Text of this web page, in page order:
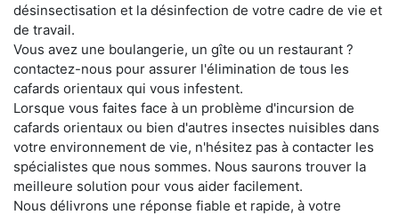
désinsectisation et la désinfection de votre cadre de vie et
de travail.
Vous avez une boulangerie, un gîte ou un restaurant ?
contactez-nous pour assurer l'élimination de tous les
cafards orientaux qui vous infestent.
Lorsque vous faites face à un problème d'incursion de
cafards orientaux ou bien d'autres insectes nuisibles dans
votre environnement de vie, n'hésitez pas à contacter les
spécialistes que nous sommes. Nous saurons trouver la
meilleure solution pour vous aider facilement.
Nous délivrons une réponse fiable et rapide, à votre